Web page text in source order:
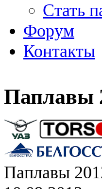
Стать
Форум
Контакты
Паплавы
Паплавы